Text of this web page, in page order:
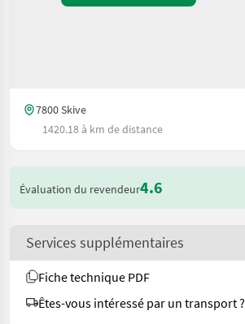
7800 Skive
1420.18 à km de distance
Évaluation du revendeur4.6
Services supplémentaires
Fiche technique PDF
Êtes-vous intéressé par un transport ?